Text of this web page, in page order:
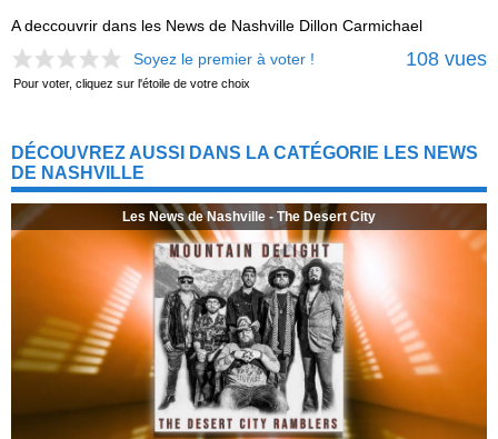
A deccouvrir dans les News de Nashville Dillon Carmichael
Soyez le premier à voter !
108 vues
Pour voter, cliquez sur l'étoile de votre choix
DÉCOUVREZ AUSSI DANS LA CATÉGORIE LES NEWS
DE NASHVILLE
Les News de Nashville - The Desert City